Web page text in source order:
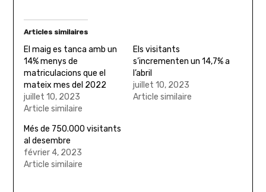
Articles similaires
El maig es tanca amb un
14% menys de
matriculacions que el
mateix mes del 2022
juillet 10, 2023
Article similaire
Els visitants
s’incrementen un 14,7% a
l’abril
juillet 10, 2023
Article similaire
Més de 750.000 visitants
al desembre
février 4, 2023
Article similaire